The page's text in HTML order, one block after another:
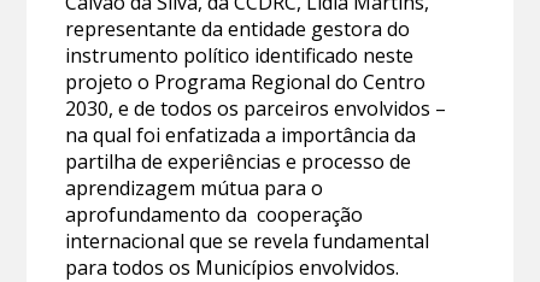
representante da entidade gestora do
instrumento político identificado neste
projeto o Programa Regional do Centro
2030, e de todos os parceiros envolvidos –
na qual foi enfatizada a importância da
partilha de experiências e processo de
aprendizagem mútua para o
aprofundamento da cooperação
internacional que se revela fundamental
para todos os Municípios envolvidos.